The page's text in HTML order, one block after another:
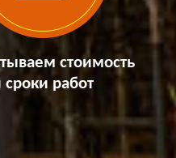
стоимость
сроки работ